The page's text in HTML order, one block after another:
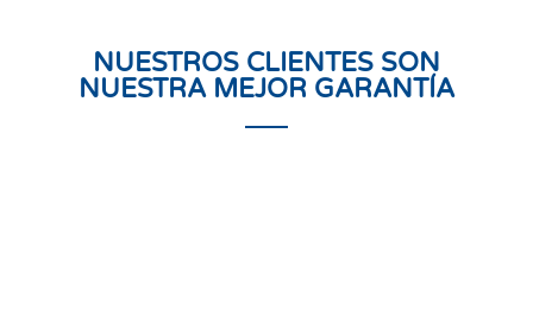
NUESTROS CLIENTES SON
NUESTRA MEJOR GARANTÍA